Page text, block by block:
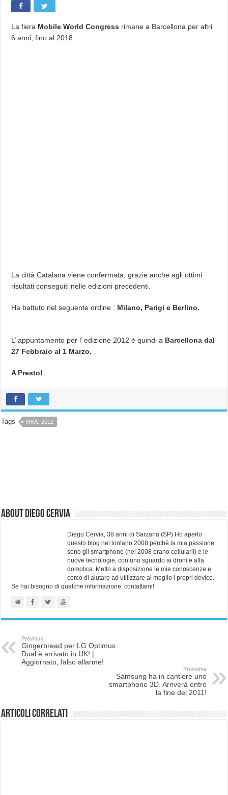
La fiera Mobile World Congress rimane a Barcellona per altri
6 anni, fino al 2018.
La città Catalana viene confermata, grazie anche agli ottimi
risultati conseguiti nelle edizioni precedenti.
Ha battuto nel seguente ordine : Milano, Parigi e Berlino.
L’ appuntamento per l’ edizione 2012 è quindi a Barcellona dal
27 Febbraio al 1 Marzo.
A Presto!
Tags MWC 2012
About Diego Cervia
Diego Cervia, 38 anni di Sarzana (SP) Ho aperto
questo blog nel lontano 2008 perchè la mia passione
sono gli smartphone (nel 2008 erano cellulari!) e le
nuove tecnologie, con uno sguardo ai droni e alla
domotica. Metto a disposizione le mie conoscenze e
cerco di aiutare ad utilizzare al meglio i propri device.
Se hai bisogno di qualche informazione, contattami!
Previous
Gingerbread per LG Optimus
Dual è arrivato in UK! |
Aggiornato, falso allarme!
Prossima
Samsung ha in cantiere uno
smartphone 3D. Arriverà entro
la fine del 2011!
Articoli correlati